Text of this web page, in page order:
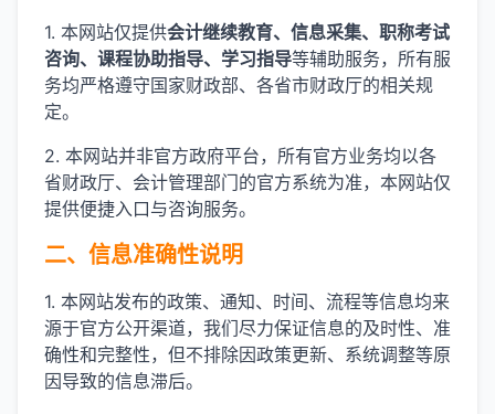
1. 本网站仅提供会计继续教育、信息采集、职称考试
咨询、课程协助指导、学习指导等辅助服务，所有服
务均严格遵守国家财政部、各省市财政厅的相关规
定。
2. 本网站并非官方政府平台，所有官方业务均以各
省财政厅、会计管理部门的官方系统为准，本网站仅
提供便捷入口与咨询服务。
二、信息准确性说明
1. 本网站发布的政策、通知、时间、流程等信息均来
源于官方公开渠道，我们尽力保证信息的及时性、准
确性和完整性，但不排除因政策更新、系统调整等原
因导致的信息滞后。